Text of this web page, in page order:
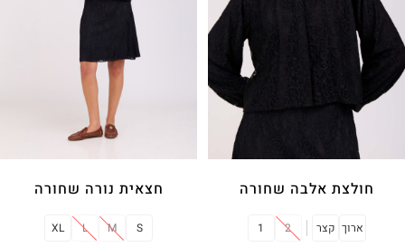
חולצת אלבה שחורה
ארוך קצר 2
1
חצאית נורה שחורה
S
M
L
XL